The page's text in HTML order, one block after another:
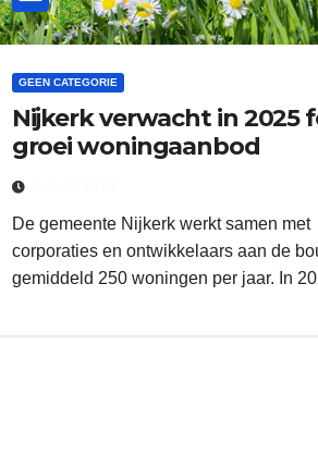
GEEN CATEGORIE
Nijkerk verwacht in 2025
groei woningaanbod
De gemeente Nijkerk werkt samen met
corporaties en ontwikkelaars aan de
gemiddeld 250 woningen per jaar. In